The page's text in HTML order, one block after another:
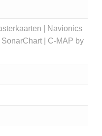
| Navionics
| C-MAP by